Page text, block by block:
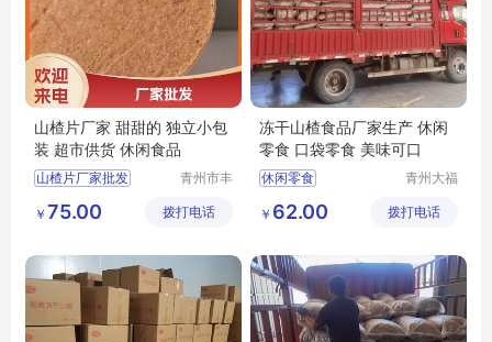
山楂片厂家 甜甜的 独立小包
装 超市供货 休闲食品
山楂片厂家批发
山楂片批发
青州市丰
￥ 75.00 拨打电话
冻干山楂食品厂家生产 休闲
零食 口袋零食 美味可口
休闲零食
隆清良品山楂食品批发
冻干山楂食品厂家供应
青州大福
展有限公
￥ 62.00 拨打电话